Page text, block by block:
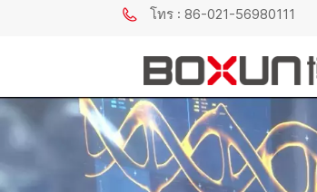
โทร : 86-021-56980111